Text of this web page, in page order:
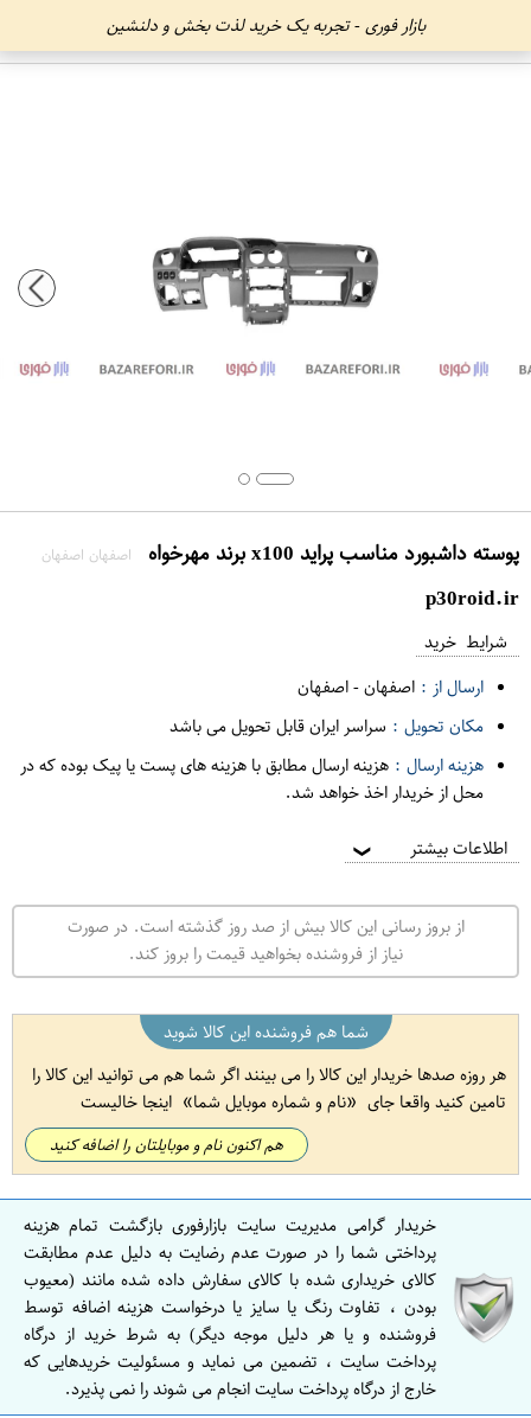
بازار فوری - تجربه یک خرید لذت بخش و دلنشین
پوسته داشبورد مناسب پراید x100 برند مهرخواه اصفهان اصفهان
p30roid.ir
شرایط خرید
ارسال از : اصفهان-اصفهان
مکان تحویل : سراسر ایران قابل تحویل می باشد
هزینه ارسال : هزینه ارسال مطابق با هزینه های پست یا پیک بوده که در
محل از خریدار اخذ خواهد شد.
اطلاعات بیشتر ❯
از بروز رسانی این کالا بیش از صد روز گذشته است. در صورت
نیاز از فروشنده بخواهید قیمت را بروز کند.
شما هم فروشنده این کالا شوید
هر روزه صدها خریدار این کالا را می بینند اگر شما هم می توانید این کالا را
تامین کنید واقعا جای
نام و شماره موبایل شما اینجا خالیست
هم اکنون نام و موبایلتان را اضافه کنید
خریدار گرامی مدیریت سایت بازارفوری بازگشت تمام هزینه
پرداختی شما را در صورت عدم رضایت به دلیل عدم مطابقت
کالای خریداری شده با کالای سفارش داده شده مانند (معیوب
بودن ، تفاوت رنگ یا سایز یا درخواست هزینه اضافه توسط
فروشنده و یا هر دلیل موجه دیگر) به شرط خرید از درگاه
پرداخت سایت ، تضمین می نماید و مسئولیت خریدهایی که
خارج از درگاه پرداخت سایت انجام می شوند را نمی پذیرد.